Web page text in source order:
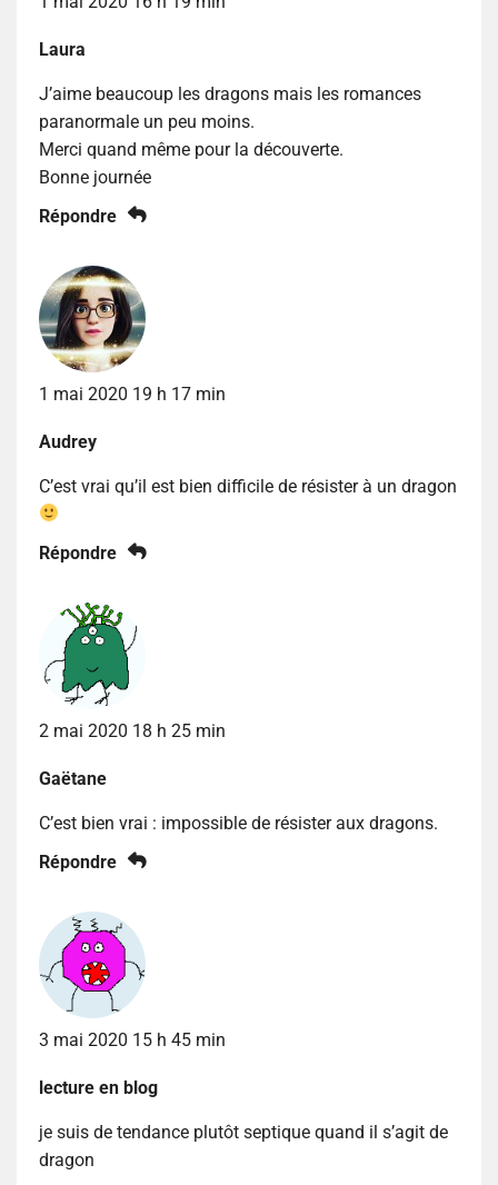
Laura
J’aime beaucoup les dragons mais les romances
paranormale un peu moins.
Merci quand même pour la découverte.
Bonne journée
Répondre
1 mai 2020 19 h 17 min
Audrey
C’est vrai qu’il est bien difficile de résister à un dragon
Répondre
2 mai 2020 18 h 25 min
Gaëtane
C’est bien vrai : impossible de résister aux dragons.
Répondre
3 mai 2020 15 h 45 min
lecture en blog
je suis de tendance plutôt septique quand il s’agit de
dragon